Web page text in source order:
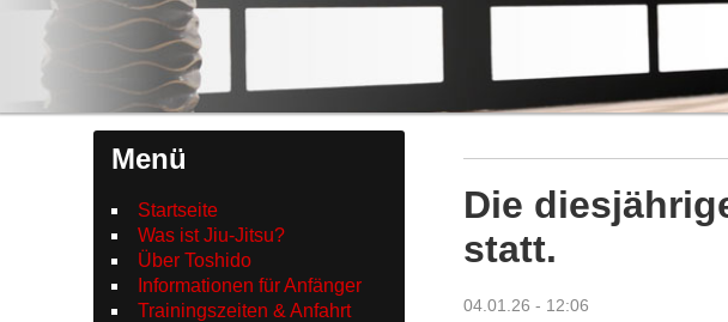
Menü
Startseite
Was ist Jiu-Jitsu?
Über Toshido
Informationen für Anfänger
Trainingszeiten & Anfahrt
Die
statt.
04.01.26 - 12:06